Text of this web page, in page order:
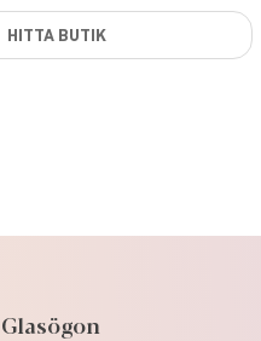
HITTA BUTIK
Glasögon